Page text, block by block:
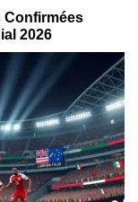
Confirmées
2026